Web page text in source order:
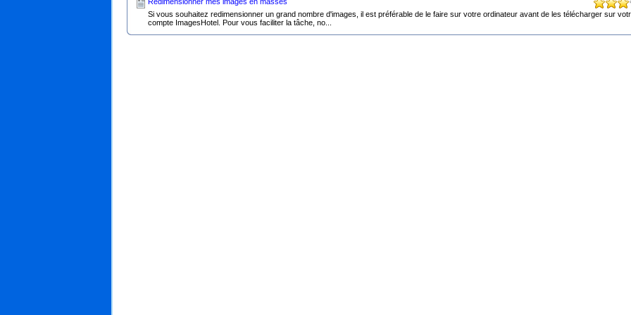
Si vous souhaitez redimensionner un grand nombre d'images, il est préférable de le faire sur votre ordinateur avant de les télécharger sur
compte ImagesHotel. Pour vous faciliter la tâche, no...